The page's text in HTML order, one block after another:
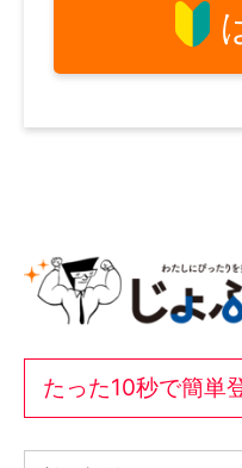
たった10秒で簡単